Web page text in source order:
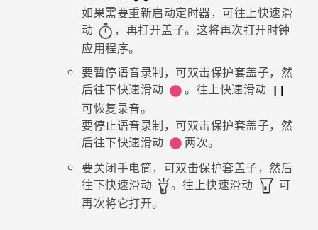
如果需要重新启动定时器，可往上快速滑
动
，再打开盖子。这将再次打开时钟
应用程序。
要暂停语音录制，可双击保护套盖子，然
后往下快速滑动
。往上快速滑动
可恢复录音。
要停止语音录制，可双击保护套盖子，然
后往下快速滑动
两次。
要关闭手电筒，可双击保护套盖子，然后
往下快速滑动
。往上快速滑动
可
再次将它打开。